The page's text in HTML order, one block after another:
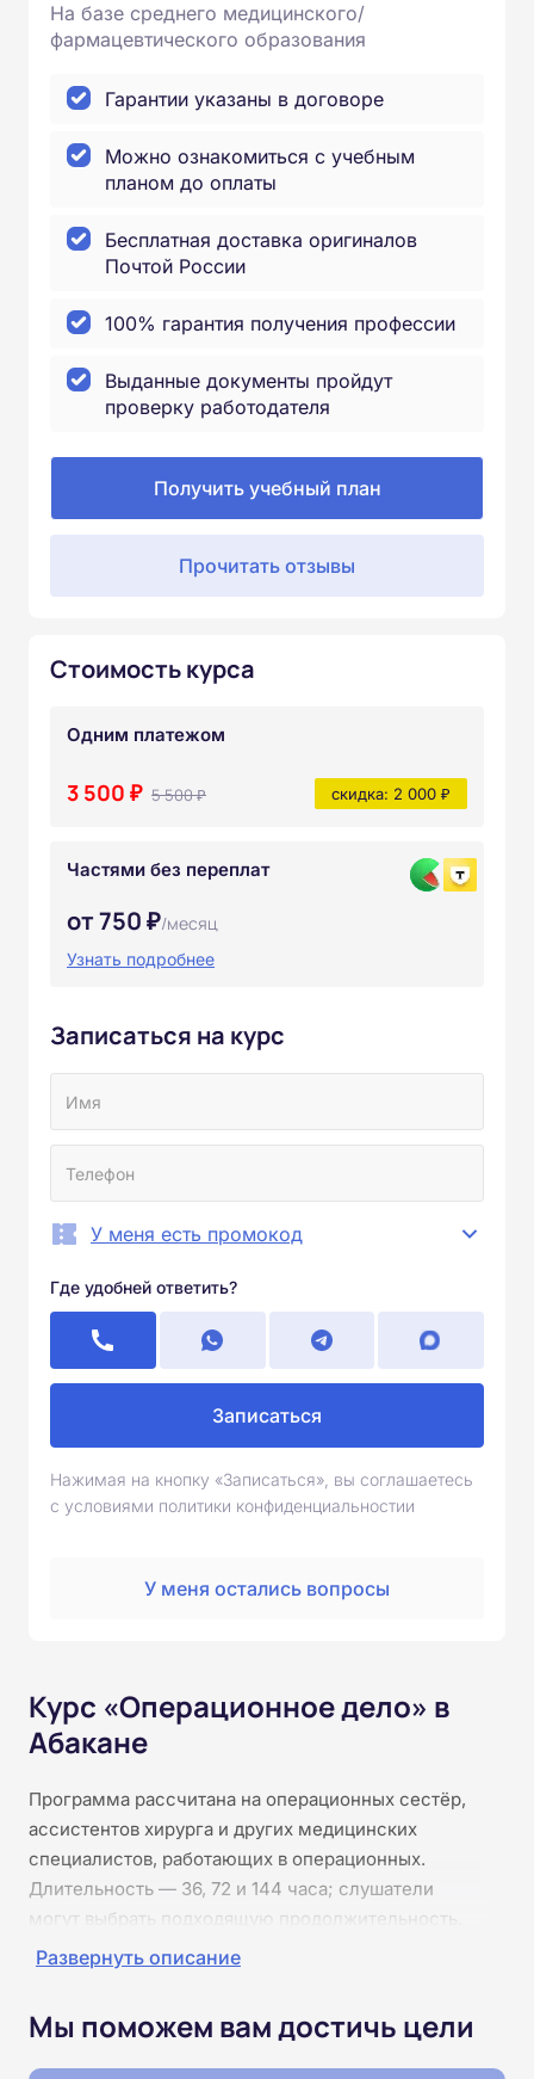
На базе среднего медицинского/
фармацевтического образования
Гарантии указаны в договоре
Можно ознакомиться с учебным
планом до оплаты
Бесплатная доставка оригиналов
Почтой России
100% гарантия получения профессии
Выданные документы пройдут
проверку работодателя
Получить учебный план
Прочитать отзывы
Стоимость курса
Одним платежом
3 500 ₽ 5 500 ₽ скидка: 2 000 ₽
Частями без переплат
от 750 ₽/месяц
Узнать подробнее
Записаться на курс
У меня есть промокод
Где удобней ответить?
Записаться
Нажимая на кнопку «Записаться», вы соглашаетесь
с условиями политики конфиденциальностии
У меня остались вопросы
Курс «Операционное дело» в
Абакане
Программа рассчитана на операционных сестёр,
ассистентов хирурга и других медицинских
специалистов, работающих в операционных.
Длительность — 36, 72 и 144 часа; слушатели
могут выбрать подходящую продолжительность.
Курс даёт системное представление об
обеспечении и оказании помощи до, во время и
после хирургического вмешательства. Обучение
Развернуть описание
Мы поможем вам достичь цели